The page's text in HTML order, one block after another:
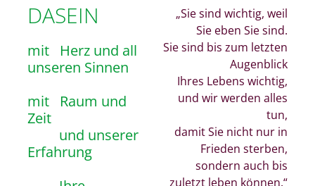
DASEIN
mit
Herz und all
unseren Sinnen
mit
Raum und
Zeit
und unserer
Erfahrung
„Sie sind wichtig, weil
Sie eben Sie sind.
Sie sind bis zum letzten
Augenblick
Ihres Lebens wichtig,
und wir werden alles
tun,
damit Sie nicht nur in
Frieden sterben,
sondern auch bis
zuletzt leben können.“